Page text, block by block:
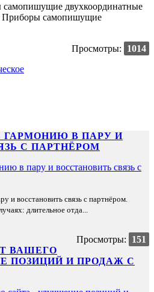
двухкоординатные
Приборы самопишущие
Просмотры:
1014
В ПАРУ И
С ПАРТНЁРОМ
и восстановить связь с партнёром.
длительное отда...
Просмотры:
151
ВАШЕГО
ПОЗИЦИЙ И ПРОДАЖ С